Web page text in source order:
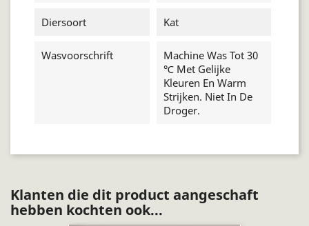
Diersoort Kat
Wasvoorschrift
Machine Was Tot 30
℃ Met Gelijke
Kleuren En Warm
Strijken. Niet In De
Droger.
Klanten die dit product aangeschaft
hebben kochten ook...